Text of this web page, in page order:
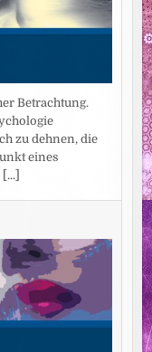
Betrachtung.
zu dehnen, die
eines
[...]